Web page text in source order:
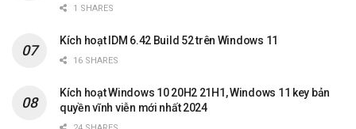
1 SHARES
Kích hoạt IDM 6.42 Build 52 trên Windows 11
16 SHARES
Kích hoạt Windows 10 20H2 21H1, Windows 11 key bản
quyền vĩnh viễn mới nhất 2024